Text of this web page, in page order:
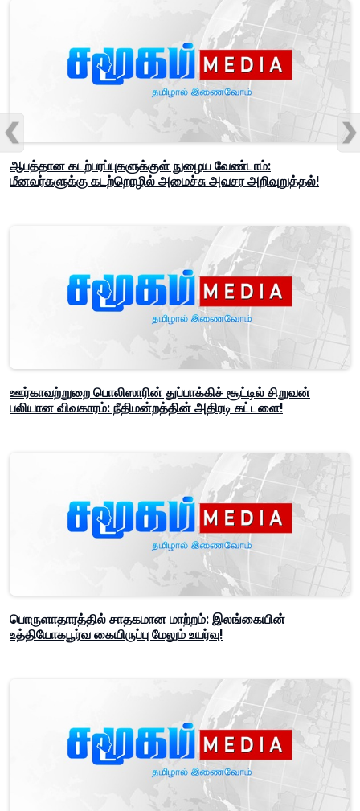
ஆபத்தான கடற்பரப்புகளுக்குள் நுழைய வேண்டாம்:
மீனவர்களுக்கு கடற்றொழில் அமைச்சு அவசர அறிவுறுத்தல்!
ஊர்காவற்றுறை பொலிஸாரின் துப்பாக்கிச் சூட்டில் சிறுவன்
பலியான விவகாரம்: நீதிமன்றத்தின் அதிரடி கட்டளை!
பொருளாதாரத்தில் சாதகமான மாற்றம்: இலங்கையின்
உத்தியோகபூர்வ கையிருப்பு மேலும் உயர்வு!